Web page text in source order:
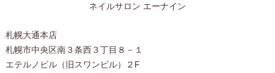
ネイルサロン エーナイン
札幌大通本店
札幌市中央区南３条西３丁目８－１
エテルノビル（旧スワンビル）２F